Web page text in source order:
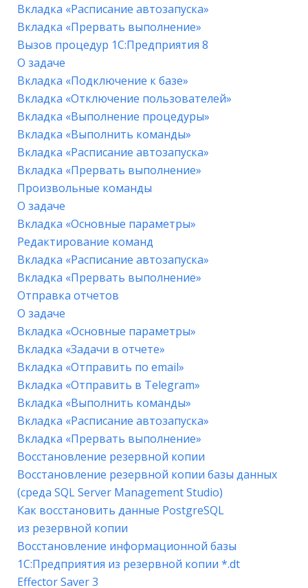
Вкладка «Расписание автозапуска»
Вкладка «Прервать выполнение»
Вызов процедур 1С:Предприятия 8
О задаче
Вкладка «Подключение к базе»
Вкладка «Отключение пользователей»
Вкладка «Выполнение процедуры»
Вкладка «Выполнить команды»
Вкладка «Расписание автозапуска»
Вкладка «Прервать выполнение»
Произвольные команды
О задаче
Вкладка «Основные параметры»
Редактирование команд
Вкладка «Расписание автозапуска»
Вкладка «Прервать выполнение»
Отправка отчетов
О задаче
Вкладка «Основные параметры»
Вкладка «Задачи в отчете»
Вкладка «Отправить по email»
Вкладка «Отправить в Telegram»
Вкладка «Выполнить команды»
Вкладка «Расписание автозапуска»
Вкладка «Прервать выполнение»
Восстановление резервной копии
Восстановление резервной копии базы данных
(среда SQL Server Management Studio)
Как восстановить данные PostgreSQL
из резервной копии
Восстановление информационной базы
1С:Предприятия из резервной копии *.dt
Effector Saver 3